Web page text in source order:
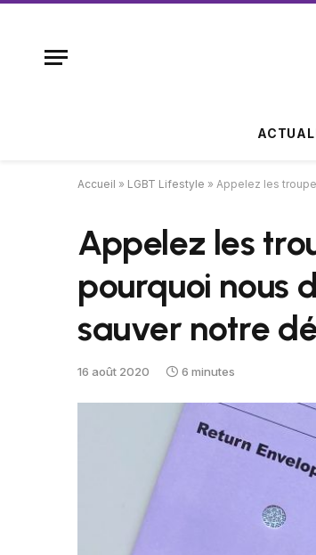
Accueil » LGBT Lifestyle » Appelez les
Appelez les
pourquoi nous
sauver notre
16 août 2020 6 minutes